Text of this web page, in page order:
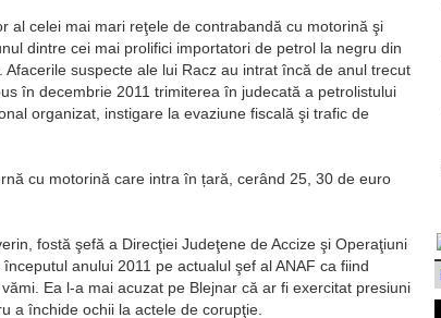
al celei mai mari reţele de contrabandă cu motorină şi
dintre cei mai prolifici importatori de petrol la negru din
suspecte ale lui Racz au intrat încă de anul trecut
în decembrie 2011 trimiterea în judecată a petrolistului
organizat, instigare la evaziune fiscală şi trafic de
cu motorină care intra în țară, cerând 25, 30 de euro
fostă şefă a Direcţiei Judeţene de Accize şi Operaţiuni
anului 2011 pe actualul şef al ANAF ca fiind
Ea l-a mai acuzat pe Blejnar că ar fi exercitat presiuni
a închide ochii la actele de corupţie.